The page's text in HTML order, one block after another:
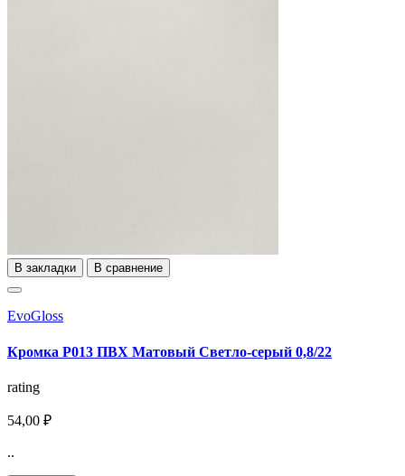
В закладки В сравнение
EvoGloss
Кромка P013 ПВХ Матовый Светло-серый 0,8/22
rating
54,00 ₽
..